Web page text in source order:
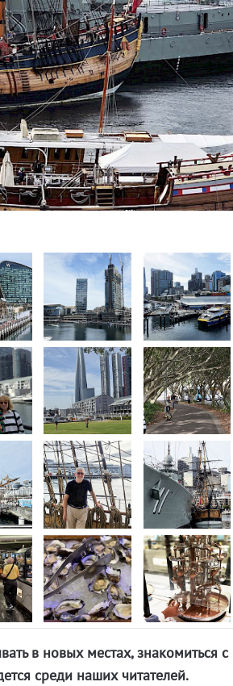
в новых местах, знакомиться
среди наших читателей.